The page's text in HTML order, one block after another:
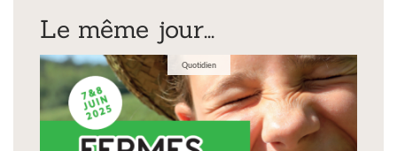
Le même jour...
Quotidien